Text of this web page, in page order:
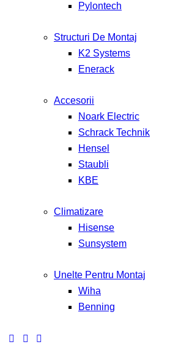
Pylontech
Structuri De Montaj
K2 Systems
Enerack
Accesorii
Noark Electric
Schrack Technik
Hensel
Staubli
KBE
Climatizare
Hisense
Sunsystem
Unelte Pentru Montaj
Wiha
Benning